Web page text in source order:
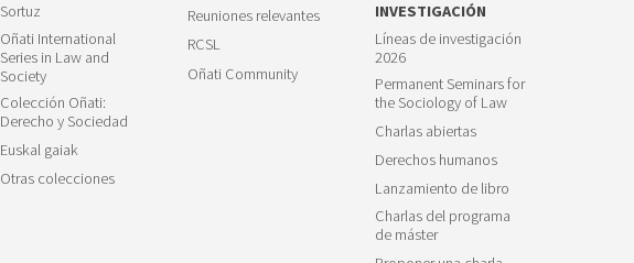
Sortuz
Oñati International
Series in Law and
Society
Colección Oñati:
Derecho y Sociedad
Euskal gaiak
Otras colecciones
Reuniones relevantes
RCSL
Oñati Community
INVESTIGACIÓN
Líneas de investigación
2026
Permanent Seminars for
the Sociology of Law
Charlas abiertas
Derechos humanos
Lanzamiento de libro
Charlas del programa
de máster